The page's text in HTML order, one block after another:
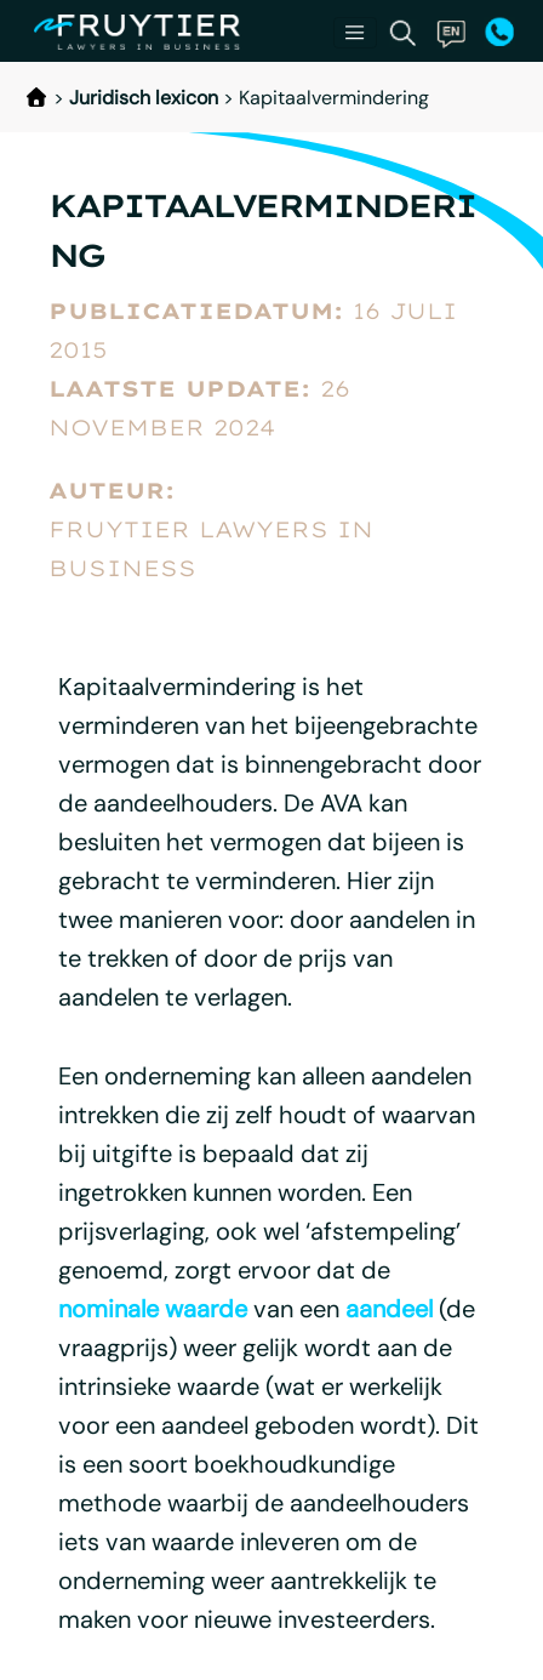
> Juridisch lexicon > Kapitaalvermindering
KAPITAALVERMINDERI
NG
PUBLICATIEDATUM: 16 JULI
2015
LAATSTE UPDATE: 26
NOVEMBER 2024
AUTEUR:
FRUYTIER LAWYERS IN
BUSINESS
Kapitaalvermindering is het
verminderen van het bijeengebrachte
vermogen dat is binnengebracht door
de aandeelhouders. De AVA kan
besluiten het vermogen dat bijeen is
gebracht te verminderen. Hier zijn
twee manieren voor: door aandelen in
te trekken of door de prijs van
aandelen te verlagen.
Een onderneming kan alleen aandelen
intrekken die zij zelf houdt of waarvan
bij uitgifte is bepaald dat zij
ingetrokken kunnen worden. Een
prijsverlaging, ook wel ‘afstempeling’
genoemd, zorgt ervoor dat de
nominale waardevan een aandeel(de
vraagprijs) weer gelijk wordt aan de
intrinsieke waarde (wat er werkelijk
voor een aandeel geboden wordt). Dit
is een soort boekhoudkundige
methode waarbij de aandeelhouders
iets van waarde inleveren om de
onderneming weer aantrekkelijk te
maken voor nieuwe investeerders.